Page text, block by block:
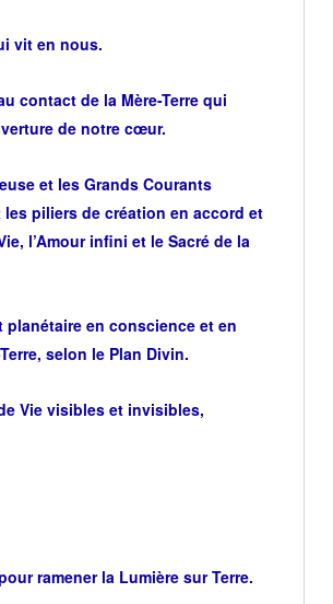
vit en nous.
contact de la Mère-Terre qui
de notre cœur.
et les Grands Courants
piliers de création en accord et
l’Amour infini et le Sacré de la
en conscience et en
selon le Plan Divin.
Vie visibles et invisibles,
ramener la Lumière sur Terre.